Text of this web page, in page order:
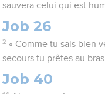
sauvera celui qui est
Job 26
2 « Comme tu sais bien
secours tu prêtes au
Job 40